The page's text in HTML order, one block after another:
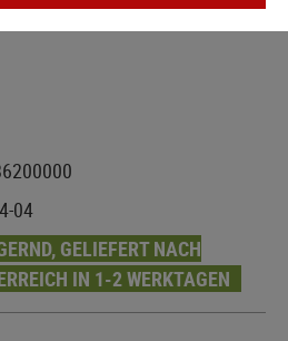
04
GELIEFERT NACH
IN 1-2 WERKTAGEN